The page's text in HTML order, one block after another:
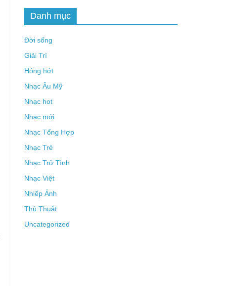
Danh mục
Đời sống
Giải Trí
Hóng hớt
Nhạc Âu Mỹ
Nhạc hot
Nhạc mới
Nhạc Tổng Hợp
Nhạc Trẻ
Nhạc Trữ Tình
Nhạc Việt
Nhiếp Ảnh
Thủ Thuật
Uncategorized